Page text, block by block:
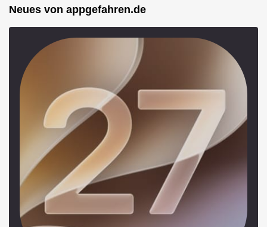
Neues von appgefahren.de